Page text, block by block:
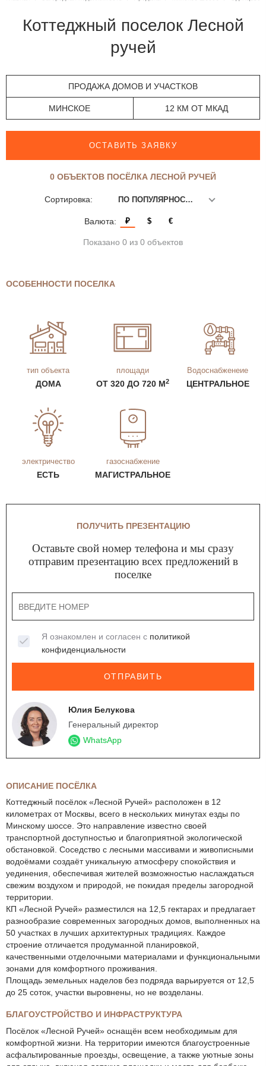
Коттеджный поселок Лесной
ручей
ПРОДАЖА ДОМОВ И УЧАСТКОВ
МИНСКОЕ 12 КМ ОТ МКАД
ОСТАВИТЬ ЗАЯВКУ
0 ОБЪЕКТОВ ПОСЁЛКА ЛЕСНОЙ РУЧЕЙ
Сортировка: ПО ПОПУЛЯРНОСТИ
Валюта: ₽ $ €
Показано 0 из 0 объектов
ОСОБЕННОСТИ ПОСЕЛКА
тип объекта
ДОМА
площади
ОТ 320 ДО 720 М2
Водоснабженеие
ЦЕНТРАЛЬНОЕ
электричество
ЕСТЬ
газоснабжение
МАГИСТРАЛЬНОЕ
ПОЛУЧИТЬ ПРЕЗЕНТАЦИЮ
Оставьте свой номер телефона и мы сразу
отправим презентацию всех предложений в
поселке
Я ознакомлен и согласен с политикой
конфиденциальности
ОТПРАВИТЬ
Юлия Белукова
Генеральный директор
WhatsApp
ОПИСАНИЕ ПОСЁЛКА
Коттеджный посёлок «Лесной Ручей» расположен в 12
километрах от Москвы, всего в нескольких минутах езды по
Минскому шоссе. Это направление известно своей
транспортной доступностью и благоприятной экологической
обстановкой. Соседство с лесными массивами и живописными
водоёмами создаёт уникальную атмосферу спокойствия и
уединения, обеспечивая жителей возможностью наслаждаться
свежим воздухом и природой, не покидая пределы загородной
территории.
КП «Лесной Ручей» разместился на 12,5 гектарах и предлагает
разнообразие современных загородных домов, выполненных на
50 участках в лучших архитектурных традициях. Каждое
строение отличается продуманной планировкой,
качественными отделочными материалами и функциональными
зонами для комфортного проживания.
Площадь земельных наделов без подряда варьируется от 12,5
до 25 соток, участки выровнены, но не возделаны.
БЛАГОУСТРОЙСТВО И ИНФРАСТРУКТУРА
Посёлок «Лесной Ручей» оснащён всем необходимым для
комфортной жизни. На территории имеются благоустроенные
асфальтированные проезды, освещение, а также уютные зоны